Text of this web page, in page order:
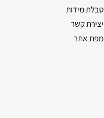
טבלת מידות
יצירת קשר
מפת אתר